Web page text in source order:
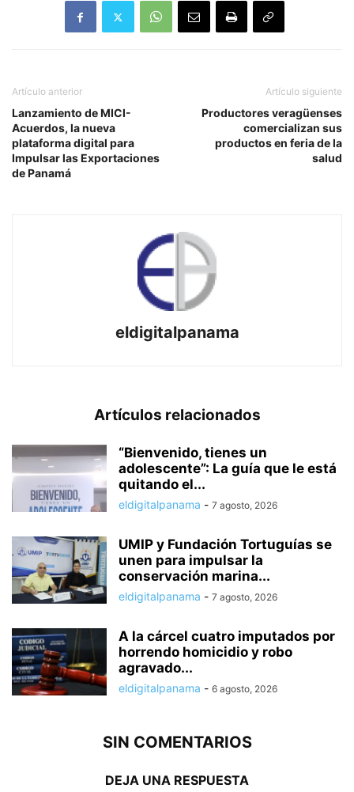
Artículo anterior
Lanzamiento de MICI-
Acuerdos, la nueva
plataforma digital para
Impulsar las Exportaciones
de Panamá
Artículo siguiente
Productores veragüenses
comercializan sus
productos en feria de la
salud
eldigitalpanama
Artículos relacionados
“Bienvenido, tienes un
adolescente”: La guía que le está
quitando el...
eldigitalpanama - 7 agosto, 2026
UMIP y Fundación Tortuguías se
unen para impulsar la
conservación marina...
eldigitalpanama - 7 agosto, 2026
A la cárcel cuatro imputados por
horrendo homicidio y robo
agravado...
eldigitalpanama - 6 agosto, 2026
SIN COMENTARIOS
DEJA UNA RESPUESTA